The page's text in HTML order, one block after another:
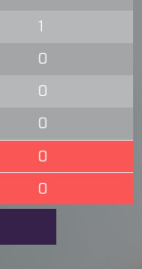
1
0
0
0
0
0